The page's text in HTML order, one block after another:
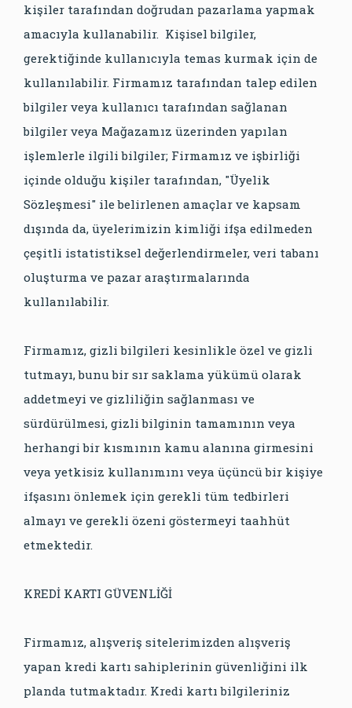
kişiler tarafından doğrudan pazarlama yapmak
amacıyla kullanabilir. Kişisel bilgiler,
gerektiğinde kullanıcıyla temas kurmak için de
kullanılabilir. Firmamız tarafından talep edilen
bilgiler veya kullanıcı tarafından sağlanan
bilgiler veya Mağazamız üzerinden yapılan
işlemlerle ilgili bilgiler; Firmamız ve işbirliği
içinde olduğu kişiler tarafından, "Üyelik
Sözleşmesi" ile belirlenen amaçlar ve kapsam
dışında da, üyelerimizin kimliği ifşa edilmeden
çeşitli istatistiksel değerlendirmeler, veri tabanı
oluşturma ve pazar araştırmalarında
kullanılabilir.
Firmamız, gizli bilgileri kesinlikle özel ve gizli
tutmayı, bunu bir sır saklama yükümü olarak
addetmeyi ve gizliliğin sağlanması ve
sürdürülmesi, gizli bilginin tamamının veya
herhangi bir kısmının kamu alanına girmesini
veya yetkisiz kullanımını veya üçüncü bir kişiye
ifşasını önlemek için gerekli tüm tedbirleri
almayı ve gerekli özeni göstermeyi taahhüt
etmektedir.
KREDİ KARTI GÜVENLİĞİ
Firmamız, alışveriş sitelerimizden alışveriş
yapan kredi kartı sahiplerinin güvenliğini ilk
planda tutmaktadır. Kredi kartı bilgileriniz